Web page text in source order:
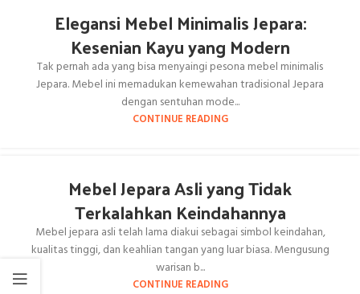
Elegansi Mebel Minimalis Jepara:
Kesenian Kayu yang Modern
Tak pernah ada yang bisa menyaingi pesona mebel minimalis
Jepara. Mebel ini memadukan kemewahan tradisional Jepara
dengan sentuhan mode...
CONTINUE READING
Mebel Jepara Asli yang Tidak
Terkalahkan Keindahannya
Mebel jepara asli telah lama diakui sebagai simbol keindahan,
kualitas tinggi, dan keahlian tangan yang luar biasa. Mengusung
warisan b...
CONTINUE READING